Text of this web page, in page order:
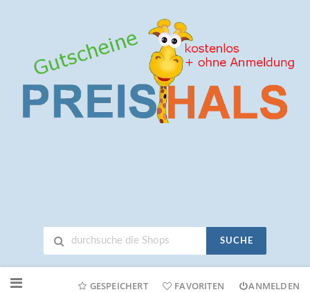
SUCHE
Online-
GESPEICHERT FAVORITEN ANMELDEN